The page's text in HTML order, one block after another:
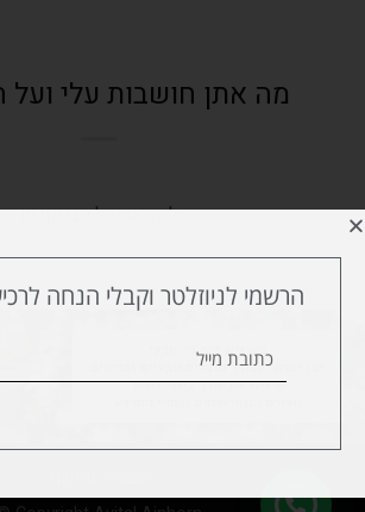
מה אתן חושבות עלי ועל
לקריאת כל הביקורות
הרשמי לניוזלטר וקבלי הנחה